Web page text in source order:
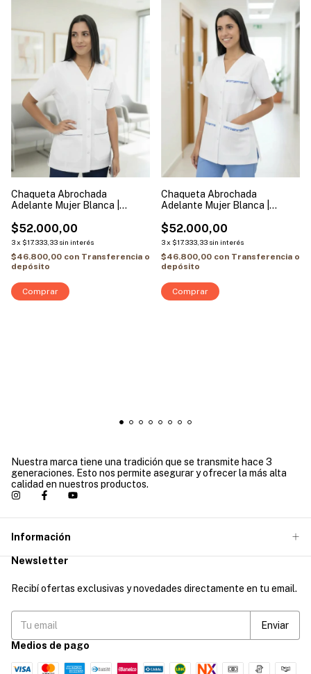
Chaqueta Abrochada
Adelante Mujer Blanca |
$52.000,00
3x $17.333,33 sin interés
$46.800,00 con Transferencia o
depósito
Comprar
Chaqueta Abrochada
Adelante Mujer Blanca |
$52.000,00
3x $17.333,33 sin interés
$46.800,00 con Transferencia o
depósito
Comprar
Nuestra marca tiene una tradición que se transmite hace 3
generaciones. Esto nos permite asegurar y ofrecer la más alta
calidad en nuestros productos.
Información
Newsletter
Recibí ofertas exclusivas y novedades directamente en tu email.
Medios de pago